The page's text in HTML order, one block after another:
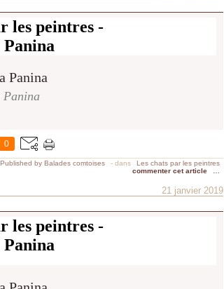
les peintres -
0
Published by Balades comtoises - dans
Les chats par les peintres
commenter cet article
21 janvier 2019
les peintres -